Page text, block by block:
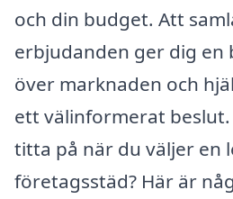
och din budget. Att
erbjudanden ger dig en
över marknaden och
ett välinformerat beslut.
titta på när du väljer en
företagsstäd? Här är